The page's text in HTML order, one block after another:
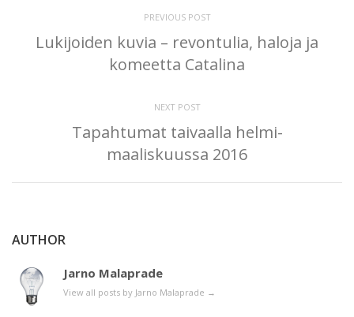
PREVIOUS POST
Lukijoiden kuvia – revontulia, haloja ja
komeetta Catalina
NEXT POST
Tapahtumat taivaalla helmi-
maaliskuussa 2016
AUTHOR
Jarno Malaprade
View all posts by Jarno Malaprade →